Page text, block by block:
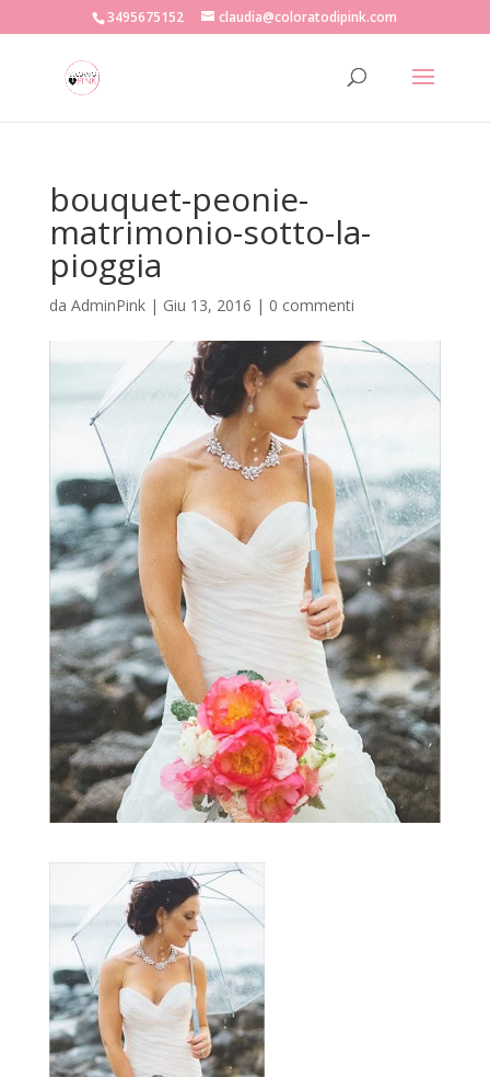
3495675152 claudia@coloratodipink.com
bouquet-peonie-
matrimonio-sotto-la-
pioggia
da AdminPink| Giu 13, 2016 | 0 commenti